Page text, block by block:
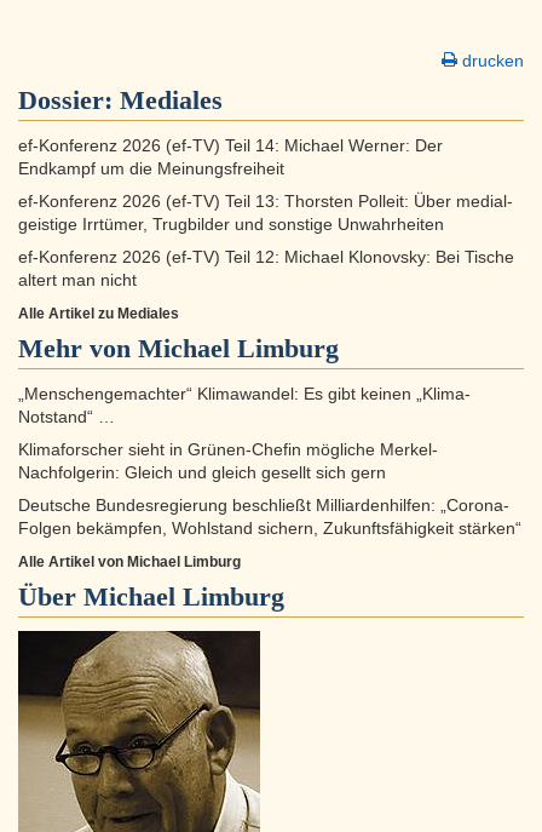
drucken
Dossier: Mediales
ef-Konferenz 2026 (ef-TV) Teil 14: Michael Werner: Der
Endkampf um die Meinungsfreiheit
ef-Konferenz 2026 (ef-TV) Teil 13: Thorsten Polleit: Über medial-
geistige Irrtümer, Trugbilder und sonstige Unwahrheiten
ef-Konferenz 2026 (ef-TV) Teil 12: Michael Klonovsky: Bei Tische
altert man nicht
Alle Artikel zu Mediales
Mehr von Michael Limburg
„Menschengemachter“ Klimawandel: Es gibt keinen „Klima-
Notstand“ …
Klimaforscher sieht in Grünen-Chefin mögliche Merkel-
Nachfolgerin: Gleich und gleich gesellt sich gern
Deutsche Bundesregierung beschließt Milliardenhilfen: „Corona-
Folgen bekämpfen, Wohlstand sichern, Zukunftsfähigkeit stärken“
Alle Artikel von Michael Limburg
Über Michael Limburg